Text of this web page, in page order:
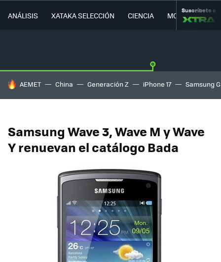
ANÁLISIS XATAKA SELECCIÓN CIENCIA MOVILIDAD
Suscríbete a
HOY SE HABLA DE
AEMET China Generación Z iPhone 17 Samsung
Samsung Wave 3, Wave M y Wave
Y renuevan el catálogo Bada